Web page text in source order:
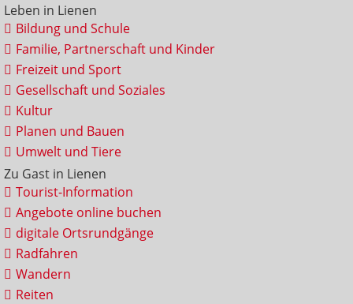
Leben in Lienen
Bildung und Schule
Familie, Partnerschaft und Kinder
Freizeit und Sport
Gesellschaft und Soziales
Kultur
Planen und Bauen
Umwelt und Tiere
Zu Gast in Lienen
Tourist-Information
Angebote online buchen
digitale Ortsrundgänge
Radfahren
Wandern
Reiten